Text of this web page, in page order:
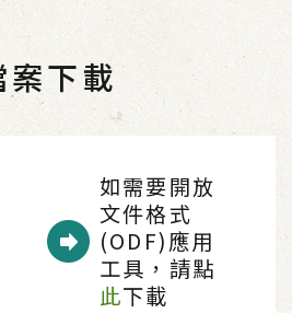
案下載
如需要開放
文件格式
(ODF)應用
工具，請點
此下載